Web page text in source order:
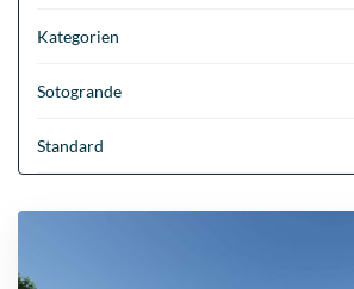
Kategorien
Sotogrande
Standard